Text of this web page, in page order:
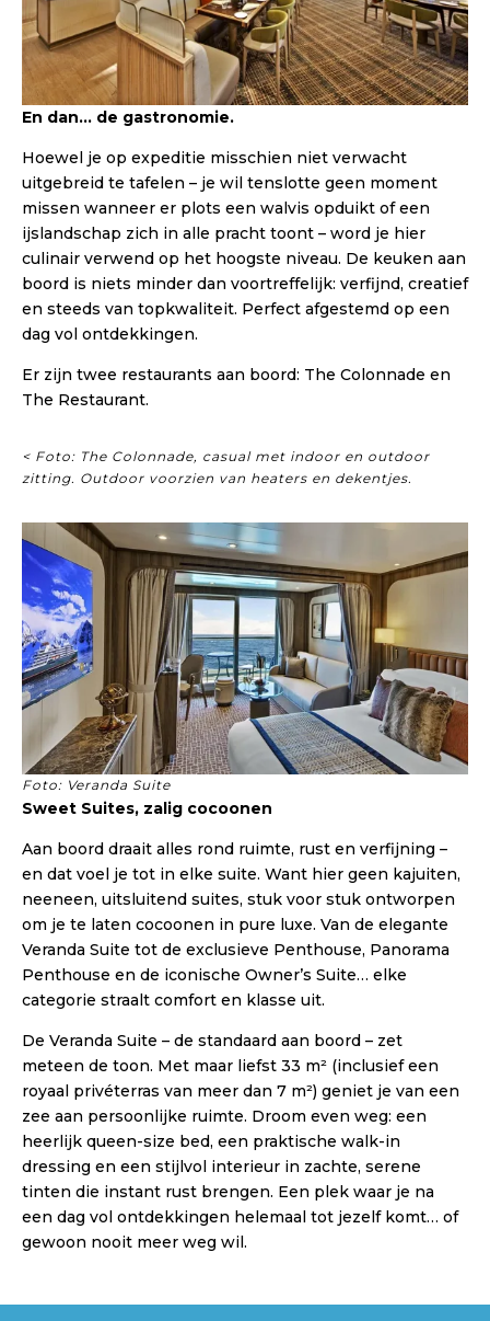
En dan… de gastronomie.
Hoewel je op expeditie misschien niet verwacht
uitgebreid te tafelen – je wil tenslotte geen moment
missen wanneer er plots een walvis opduikt of een
ijslandschap zich in alle pracht toont – word je hier
culinair verwend op het hoogste niveau. De keuken aan
boord is niets minder dan voortreffelijk: verfijnd, creatief
en steeds van topkwaliteit. Perfect afgestemd op een
dag vol ontdekkingen.
Er zijn twee restaurants aan boord: The Colonnade en
The Restaurant.
< Foto: The Colonnade, casual met indoor en outdoor
zitting. Outdoor voorzien van heaters en dekentjes.
Foto: Veranda Suite
Sweet Suites, zalig cocoonen
Aan boord draait alles rond ruimte, rust en verfijning –
en dat voel je tot in elke suite. Want hier geen kajuiten,
neeneen, uitsluitend suites, stuk voor stuk ontworpen
om je te laten cocoonen in pure luxe. Van de elegante
Veranda Suite tot de exclusieve Penthouse, Panorama
Penthouse en de iconische Owner’s Suite… elke
categorie straalt comfort en klasse uit.
De Veranda Suite – de standaard aan boord – zet
meteen de toon. Met maar liefst 33 m² (inclusief een
royaal privéterras van meer dan 7 m²) geniet je van een
zee aan persoonlijke ruimte. Droom even weg: een
heerlijk queen-size bed, een praktische walk-in
dressing en een stijlvol interieur in zachte, serene
tinten die instant rust brengen. Een plek waar je na
een dag vol ontdekkingen helemaal tot jezelf komt… of
gewoon nooit meer weg wil.